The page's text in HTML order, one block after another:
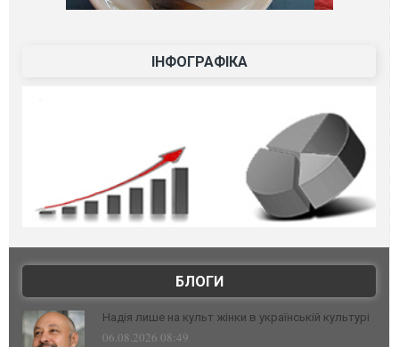
ІНФОГРАФІКА
БЛОГИ
Надія лише на культ жінки в українській культурі
06.08.2026 08:49